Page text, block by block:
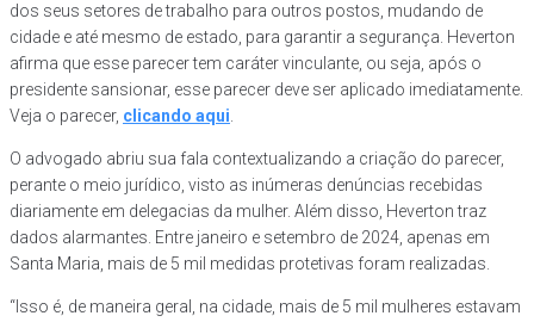
dos seus setores de trabalho para outros postos, mudando de
cidade e até mesmo de estado, para garantir a segurança. Heverton
afirma que esse parecer tem caráter vinculante, ou seja, após o
presidente sansionar, esse parecer deve ser aplicado imediatamente.
Veja o parecer, clicando aqui.
O advogado abriu sua fala contextualizando a criação do parecer,
perante o meio jurídico, visto as inúmeras denúncias recebidas
diariamente em delegacias da mulher. Além disso, Heverton traz
dados alarmantes. Entre janeiro e setembro de 2024, apenas em
Santa Maria, mais de 5 mil medidas protetivas foram realizadas.
“Isso é, de maneira geral, na cidade, mais de 5 mil mulheres estavam